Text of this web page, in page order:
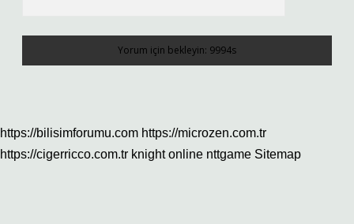
https://bilisimforumu.com https://microzen.com.tr
https://cigerricco.com.tr knight online nttgame Sitemap